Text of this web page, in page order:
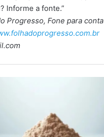
Informe a fonte.”
Progresso, Fone para